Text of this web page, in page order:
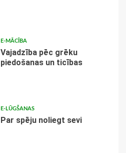
E-MĀCĪBA
Vajadzība pēc grēku
piedošanas un ticības
E-LŪGŠANAS
Par spēju noliegt sevi